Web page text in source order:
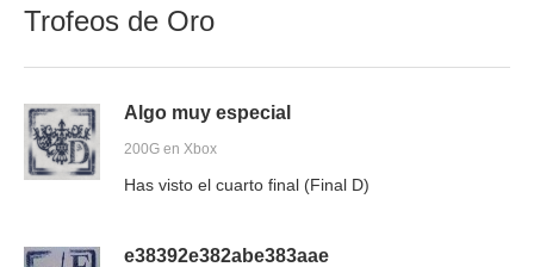
Trofeos de Oro
Algo muy especial
200G en Xbox
Has visto el cuarto final (Final D)
e38392e382abe383aae